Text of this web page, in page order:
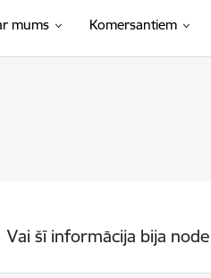
mums Komersantiem
Vai šī informācija bija